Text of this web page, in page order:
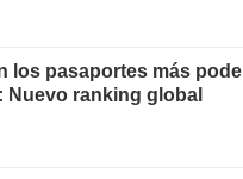
los pasaportes más
Nuevo ranking global